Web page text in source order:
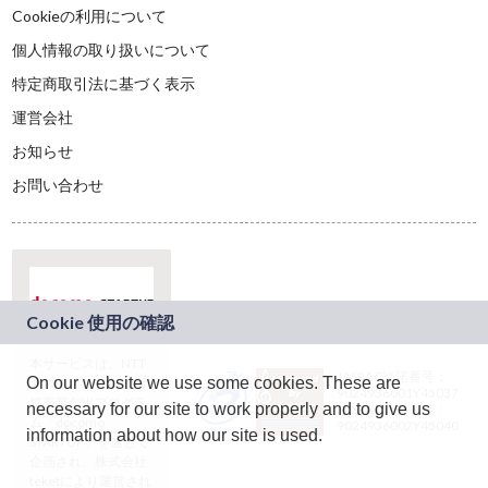
Cookieの利用について
個人情報の取り扱いについて
特定商取引法に基づく表示
運営会社
お知らせ
お問い合わせ
ドコモグループの新
規事業創出プログラ
ム「docomo
STARTUP」を通じて
JASRAC許諾番号：
9024936001Y45037
JASRAC許諾番号：
On our website we use some cookies. These are
necessary for our site to work properly and to give us
information about how our site is used.